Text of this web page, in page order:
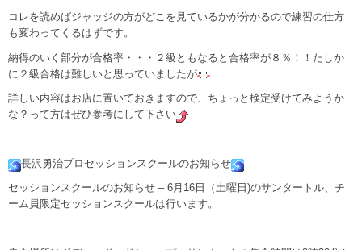
コレを読めばジャッジの方がどこを見ているかが分かるので練習の仕方
も変わってくるはずです。
納得のいく部分が合格率・・・２級ともなると合格率が８％！！たしか
に２級合格は難しいと思っていましたが
詳しい内容はお店に置いておきますので、ちょっと検定受けてみようか
な？って方はぜひ参考にして下さい
長沢勇治プロセッションスクールのお知らせ
セッションスクールのお知らせ – 6月16日（土曜日)のサンタートル、チ
ーム員限定セッションスクールは行います。